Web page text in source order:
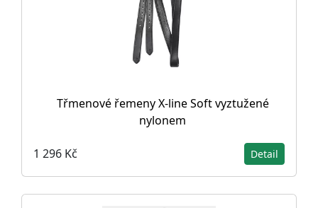
Třmenové řemeny X-line Soft vyztužené
nylonem
1 296 Kč Detail